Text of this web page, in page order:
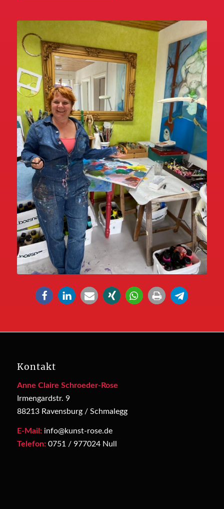
Kontakt
Anne Claire Schroeder-Rose
Irmengardstr. 9
88213 Ravensburg / Schmalegg
E-Mail:info@kunst-rose.de
Telefon:0751 / 977024 Null